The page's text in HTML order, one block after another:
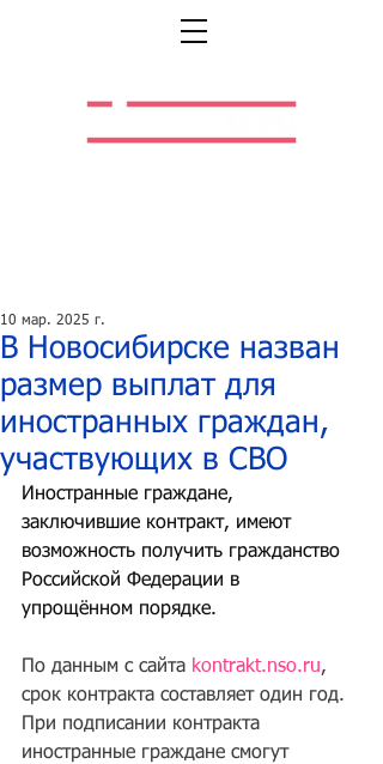
В Новосибирске назван
размер выплат для
иностранных граждан,
участвующих в СВО
10 мар. 2025 г.
Иностранные граждане,
заключившие контракт, имеют
возможность получить гражданство
Российской Федерации в
упрощённом порядке.
По данным с сайта kontrakt.nso.ru,
срок контракта составляет один год.
При подписании контракта
иностранные граждане смогут